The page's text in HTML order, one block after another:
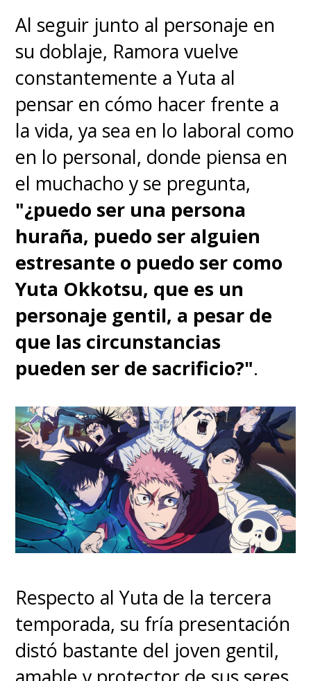
Al seguir junto al personaje en
su doblaje, Ramora vuelve
constantemente a Yuta al
pensar en cómo hacer frente a
la vida, ya sea en lo laboral como
en lo personal, donde piensa en
el muchacho y se pregunta,
"¿puedo ser una persona
huraña, puedo ser alguien
estresante o puedo ser como
Yuta Okkotsu, que es un
personaje gentil, a pesar de
que las circunstancias
pueden ser de sacrificio?".
Respecto al Yuta de la tercera
temporada, su fría presentación
distó bastante del joven gentil,